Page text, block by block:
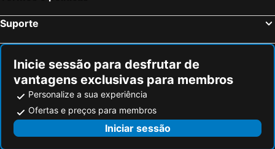
Miyajima Coral Hotel
Hotel Patio
Sejour Inn Capsule
Toyoko Inn Hiroshima-eki Minami-guchi Migi
Sheraton Grand Hiroshima Hotel
Bar & Hotel Colors MIYAJIMA
Global Resort ONO de LUNE
Hotel 28 Hiroshima
Hiroshima Tokyu REI Hotel
Neighbor's Hotel 西十日市
Hotel Hokke Club Hiroshima
Suporte
Inicie sessão para desfrutar de
vantagens exclusivas para membros
Personalize a sua experiência
Ofertas e preços para membros
Iniciar sessão